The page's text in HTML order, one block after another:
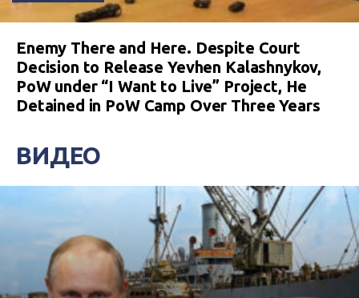
Enemy There and Here. Despite Court
Decision to Release Yevhen Kalashnykov,
PoW under “I Want to Live” Project, He
Detained in PoW Camp Over Three Years
ВИДЕО